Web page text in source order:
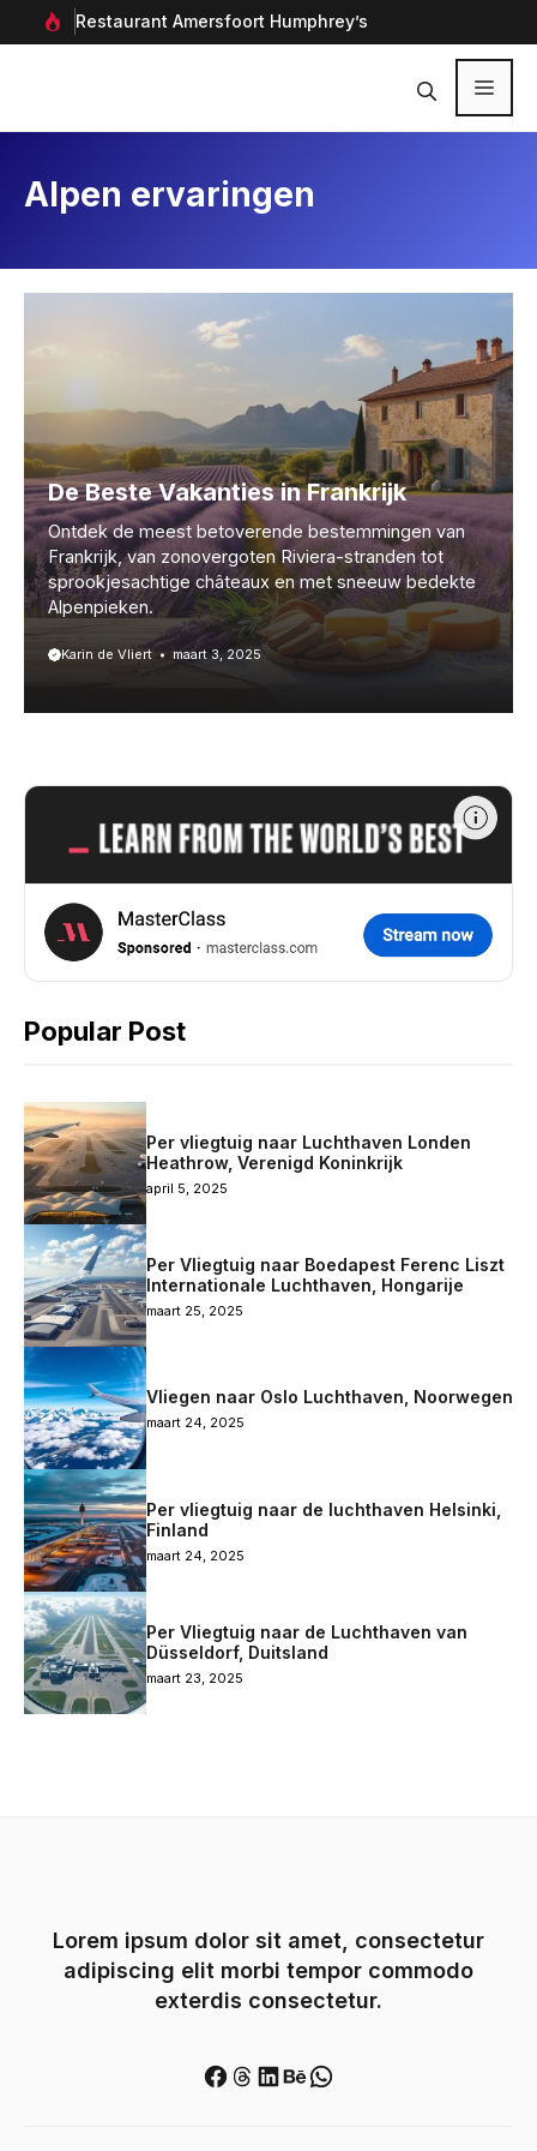
naar
Restaurant Amersfoort Humphrey’s
Alpen ervaringen
De Beste Vakanties in Frankrijk
Ontdek de meest betoverende bestemmingen van
Frankrijk, van zonovergoten Riviera-stranden tot
sprookjesachtige châteaux en met sneeuw bedekte
Alpenpieken.
Karin de Vliert maart 3, 2025
Popular Post
Per vliegtuig naar Luchthaven Londen
Heathrow, Verenigd Koninkrijk
april 5, 2025
Per Vliegtuig naar Boedapest Ferenc Liszt
Internationale Luchthaven, Hongarije
maart 25, 2025
Vliegen naar Oslo Luchthaven, Noorwegen
maart 24, 2025
Per vliegtuig naar de luchthaven Helsinki,
Finland
maart 24, 2025
Per Vliegtuig naar de Luchthaven van
Düsseldorf, Duitsland
maart 23, 2025
Lorem ipsum dolor sit amet, consectetur
adipiscing elit morbi tempor commodo
exterdis consectetur.
Facebook
Threads
LinkedIn
Behance
WhatsApp